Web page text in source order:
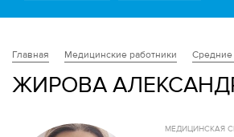
Главная Медицинские работники Средние
ЖИРОВА
МЕДИЦИНСКАЯ